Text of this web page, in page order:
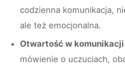
codzienna komunikacja,
ale też emocjonalna.
Otwartość w komunikacji
mówienie o uczuciach,